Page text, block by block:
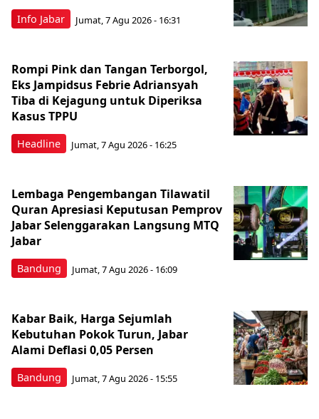
Info Jabar Jumat, 7 Agu 2026 - 16:31
Headline
Rompi Pink dan Tangan Terborgol,
Eks Jampidsus Febrie Adriansyah
Tiba di Kejagung untuk Diperiksa
Kasus TPPU
Jumat, 7 Agu 2026 - 16:25
Bandung
Lembaga Pengembangan Tilawatil
Quran Apresiasi Keputusan Pemprov
Jabar Selenggarakan Langsung MTQ
Jabar
Jumat, 7 Agu 2026 - 16:09
Bandung
Kabar Baik, Harga Sejumlah
Kebutuhan Pokok Turun, Jabar
Alami Deflasi 0,05 Persen
Jumat, 7 Agu 2026 - 15:55